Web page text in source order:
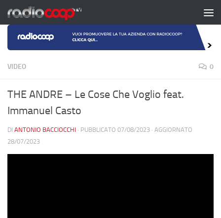
Salta al contenuto
VIDEO 0
THE ANDRE – Le Cose Che Voglio feat.
Immanuel Casto
DI ANTONIO BACCIOCCHI · PUBBLICATO 07/08/2023 · AGGIORNATO
28/07/2023